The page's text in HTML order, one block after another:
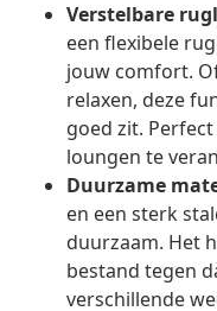
Verstelbare
een flexibele
jouw comfort.
relaxen, deze
goed zit.
loungen te
Duurzame
en een sterk
duurzaam. Het
bestand tegen
verschillende